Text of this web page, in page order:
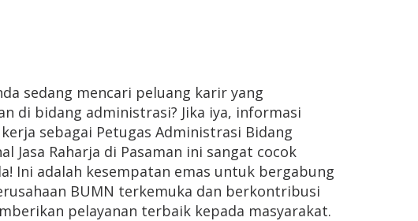
sedang mencari peluang karir yang
di bidang administrasi? Jika iya, informasi
sebagai Petugas Administrasi Bidang
Jasa Raharja di Pasaman ini sangat cocok
Ini adalah kesempatan emas untuk bergabung
BUMN terkemuka dan berkontribusi
pelayanan terbaik kepada masyarakat.